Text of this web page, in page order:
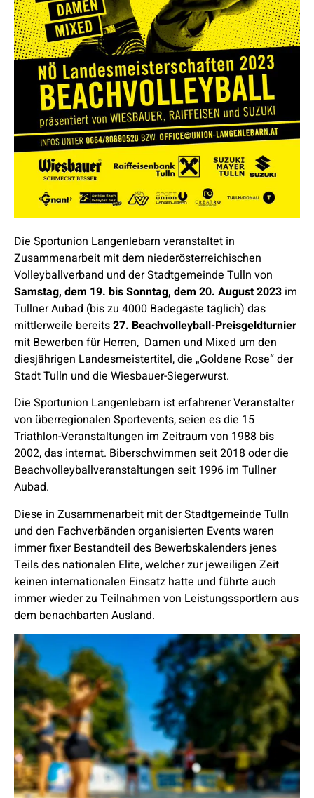
Die Sportunion Langenlebarn veranstaltet in
Zusammenarbeit mit dem niederösterreichischen
Volleyballverband und der Stadtgemeinde Tulln von
Samstag, dem 19. bis Sonntag, dem 20. August 2023 im
Tullner Aubad (bis zu 4000 Badegäste täglich) das
mittlerweile bereits27. Beachvolleyball-Preisgeldturnier
mit Bewerben für Herren, Damen und Mixed um den
diesjährigen Landesmeistertitel, die „Goldene Rose“ der
Stadt Tulln und die Wiesbauer-Siegerwurst.
Die Sportunion Langenlebarn ist erfahrener Veranstalter
von überregionalen Sportevents, seien es die 15
Triathlon-Veranstaltungen im Zeitraum von 1988 bis
2002, das internat. Biberschwimmen seit 2018 oder die
Beachvolleyballveranstaltungen seit 1996 im Tullner
Aubad.
Diese in Zusammenarbeit mit der Stadtgemeinde Tulln
und den Fachverbänden organisierten Events waren
immer fixer Bestandteil des Bewerbskalenders jenes
Teils des nationalen Elite, welcher zur jeweiligen Zeit
keinen internationalen Einsatz hatte und führte auch
immer wieder zu Teilnahmen von Leistungssportlern aus
dem benachbarten Ausland.